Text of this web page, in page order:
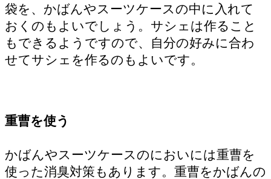
袋を、かばんやスーツケースの中に入れて
おくのもよいでしょう。サシェは作ること
もできるようですので、自分の好みに合わ
せてサシェを作るのもよいです。
重曹を使う
かばんやスーツケースのにおいには重曹を
使った消臭対策もあります。重曹をかばんの